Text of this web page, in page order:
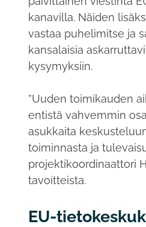
kanavilla. Näiden
vastaa puhelimitse ja
kansalaisia
kysymyksiin.
”Uuden toimikauden
entistä vahvemmin
asukkaita
toiminnasta ja
projektikoordinaattori
tavoitteista.
EU-